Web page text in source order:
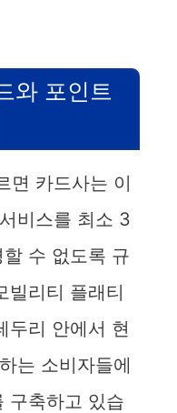
와 포인트
면 카드사는 이
비스를 최소 3
수 없도록 규
빌리티 플래티
두리 안에서 현
는 소비자들에
구축하고 있습